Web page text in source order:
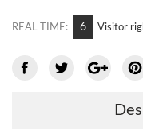
REAL TIME: 6 Visitor